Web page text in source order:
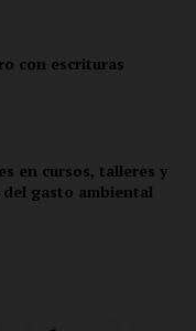
con escrituras
en cursos, talleres y
gasto ambiental